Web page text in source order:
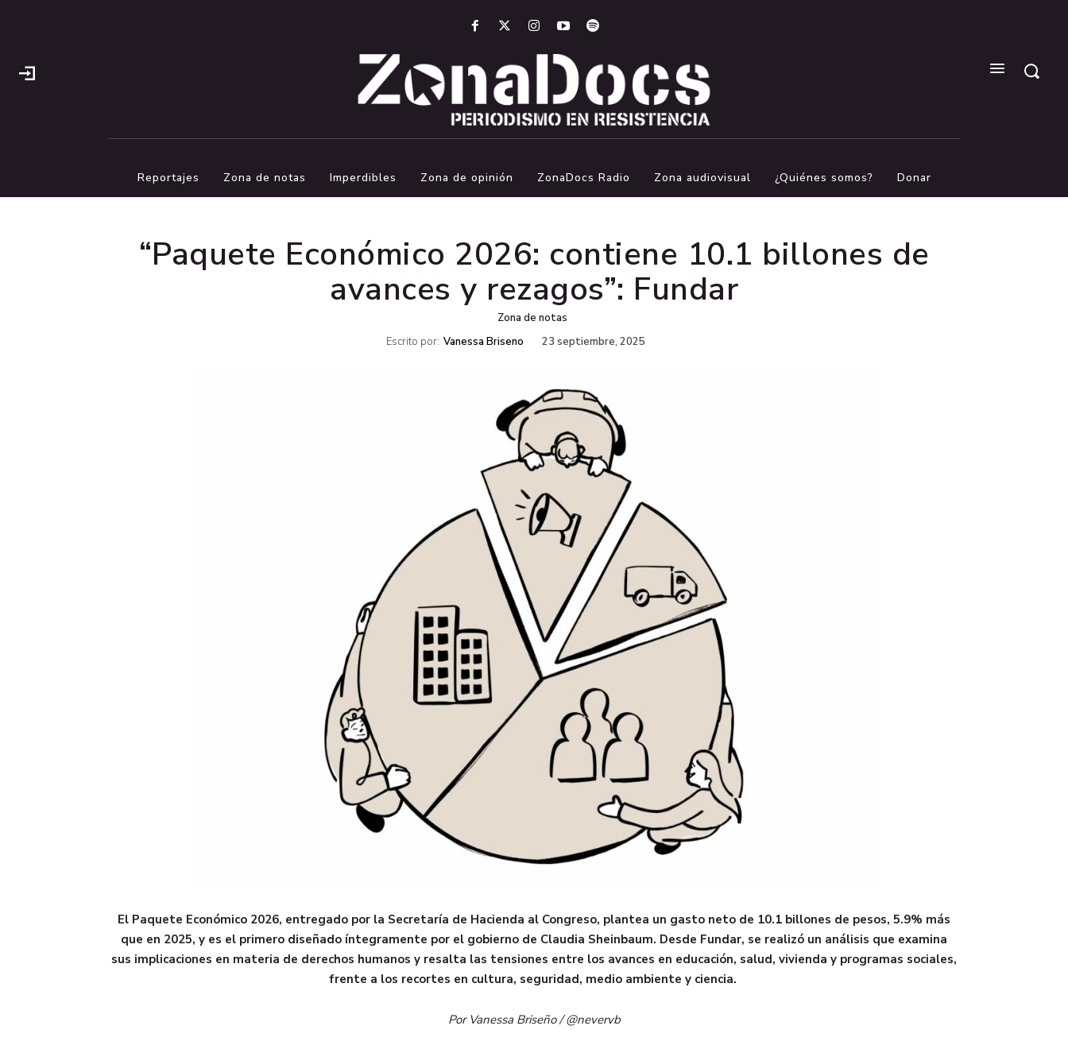
Reportajes Zona de notas Imperdibles Zona de opinión ZonaDocs Radio Zona audiovisual ¿Quiénes somos? Donar
“Paquete Económico 2026: contiene 10.1 billones de
avances y rezagos”: Fundar
Zona de notas
Escrito por: Vanessa Briseno 23 septiembre, 2025
El Paquete Económico 2026, entregado por la Secretaría de Hacienda al Congreso, plantea un gasto neto de 10.1 billones de pesos, 5.9% más
que en 2025, y es el primero diseñado íntegramente por el gobierno de Claudia Sheinbaum. Desde Fundar, se realizó un análisis que examina
sus implicaciones en materia de derechos humanos y resalta las tensiones entre los avances en educación, salud, vivienda y programas sociales,
frente a los recortes en cultura, seguridad, medio ambiente y ciencia.
Por Vanessa Briseño / @nevervb